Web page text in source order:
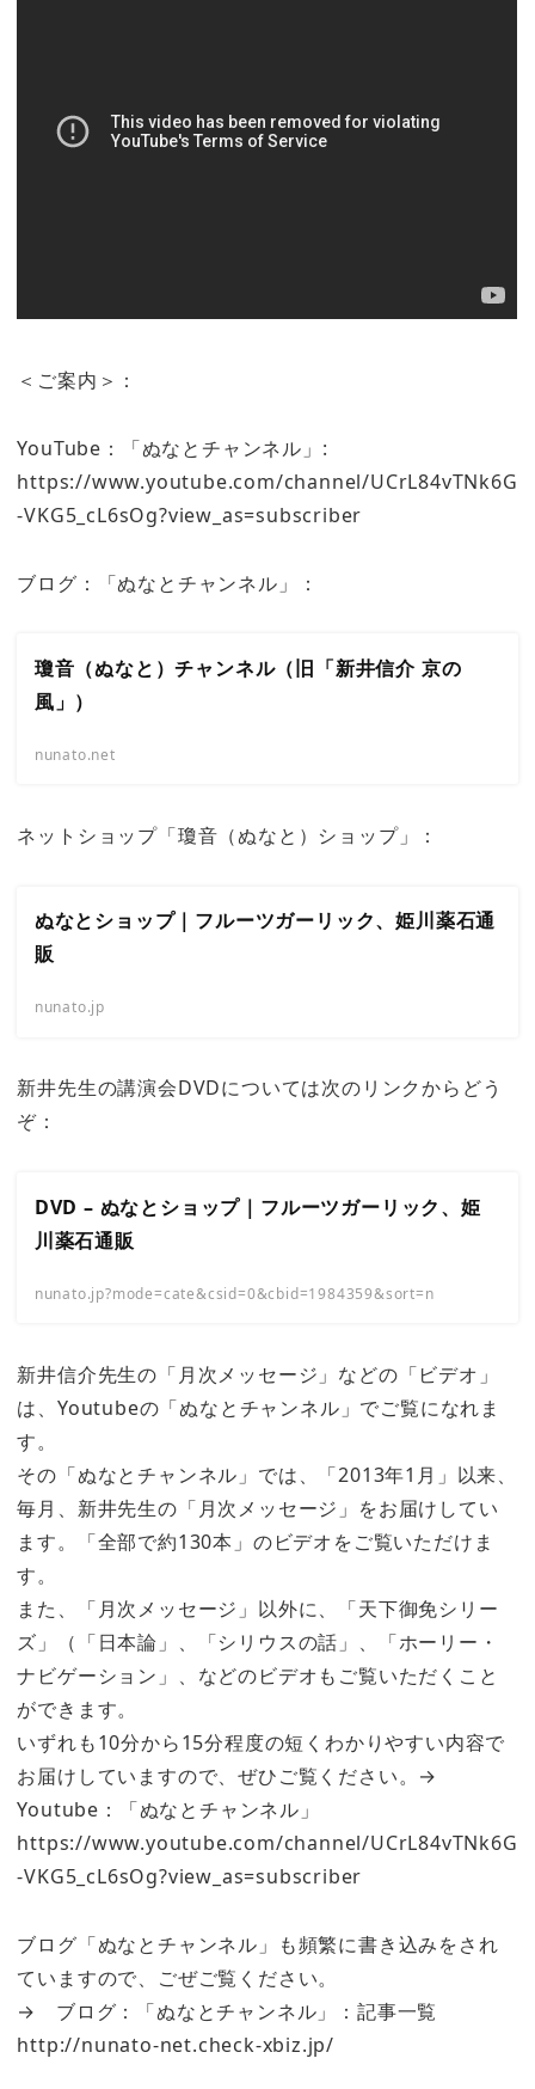
＜ご案内＞：
YouTube：「ぬなとチャンネル」:
https://www.youtube.com/channel/UCrL84vTNk6G
-VKG5_cL6sOg?view_as=subscriber
ブログ：「ぬなとチャンネル」：
瓊音（ぬなと）チャンネル（旧「新井信介 京の
風」）
nunato.net
ネットショップ「瓊音（ぬなと）ショップ」：
ぬなとショップ｜フルーツガーリック、姫川薬石通
販
nunato.jp
新井先生の講演会DVDについては次のリンクからどう
ぞ：
DVD – ぬなとショップ｜フルーツガーリック、姫
川薬石通販
nunato.jp?mode=cate&csid=0&cbid=1984359&sort=n
新井信介先生の「月次メッセージ」などの「ビデオ」
は、Youtubeの「ぬなとチャンネル」でご覧になれま
す。
その「ぬなとチャンネル」では、「2013年1月」以来、
毎月、新井先生の「月次メッセージ」をお届けしてい
ます。「全部で約130本」のビデオをご覧いただけま
す。
また、「月次メッセージ」以外に、「天下御免シリー
ズ」（「日本論」、「シリウスの話」、「ホーリー・
ナビゲーション」、などのビデオもご覧いただくこと
ができます。
いずれも10分から15分程度の短くわかりやすい内容で
お届けしていますので、ぜひご覧ください。→
Youtube：「ぬなとチャンネル」
https://www.youtube.com/channel/UCrL84vTNk6G
-VKG5_cL6sOg?view_as=subscriber
ブログ「ぬなとチャンネル」も頻繁に書き込みをされ
ていますので、ごぜご覧ください。
→ ブログ：「ぬなとチャンネル」：記事一覧
http://nunato-net.check-xbiz.jp/